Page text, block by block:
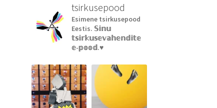
tsirkusepood
Esimene tsirkusepood
Eestis. 𝕊𝕚𝕟𝕦
𝕥𝕤𝕚𝕣𝕜𝕦𝕤𝕖𝕧𝕒𝕙𝕖𝕟𝕕𝕚𝕥𝕖
𝕖-𝕡𝕠𝕠𝕕.♥︎